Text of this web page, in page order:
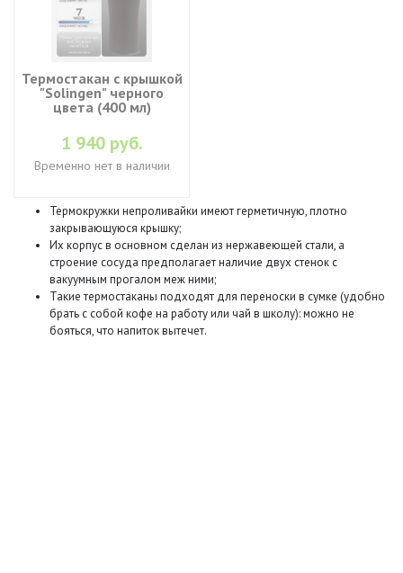
Термостакан с крышкой
"Solingen" черного
цвета (400 мл)
1 940 руб.
Временно нет в наличии
Термокружки непроливайки имеют герметичную, плотно
закрывающуюся крышку;
Их корпус в основном сделан из нержавеющей стали, а
строение сосуда предполагает наличие двух стенок с
вакуумным прогалом меж ними;
Такие термостаканы подходят для переноски в сумке (удобно
брать с собой кофе на работу или чай в школу): можно не
бояться, что напиток вытечет.